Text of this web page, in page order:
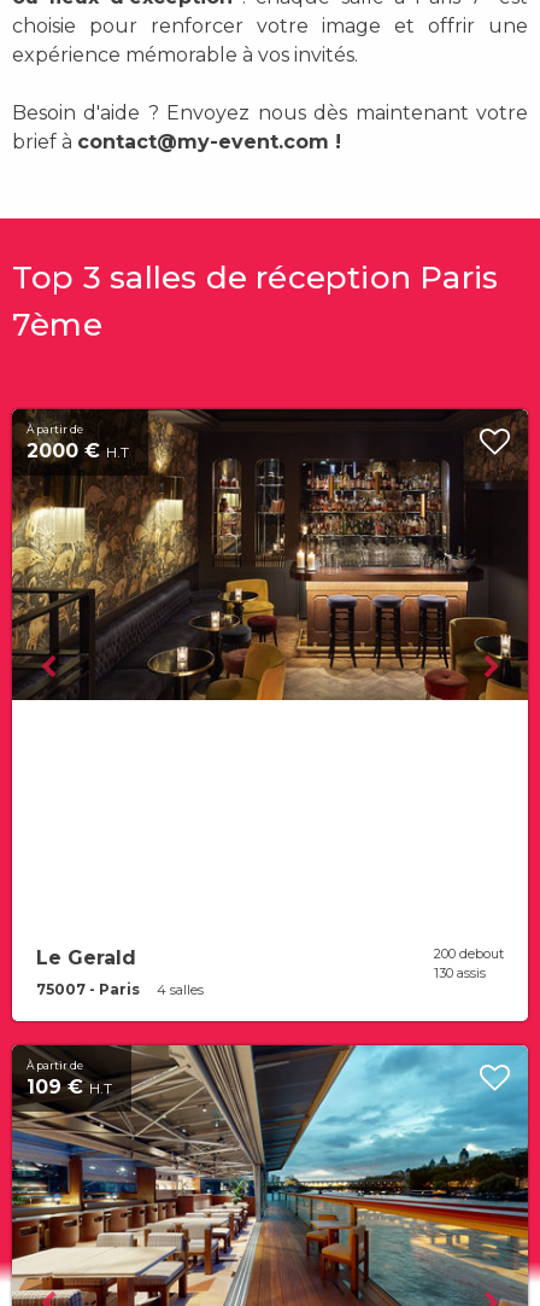
choisie pour renforcer votre image et offrir une
expérience mémorable à vos invités.
Besoin d'aide ? Envoyez nous dès maintenant votre
brief à contact@my-event.com !
Top 3 salles de réception Paris
7ème
À partir de
2000 €H.T
Le Gerald
75007 - Paris 4 salles
200 debout
130 assis
À partir de
109 €H.T